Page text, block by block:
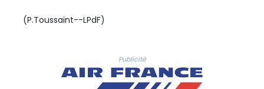
(P.Toussaint--LPdF)
Publicité